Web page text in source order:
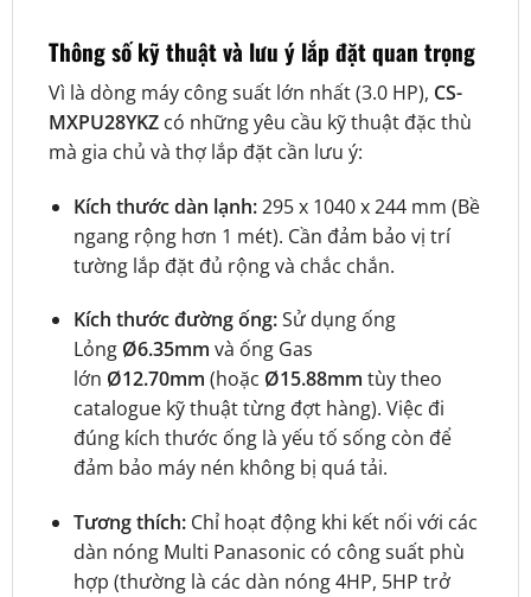
Thông số kỹ thuật và lưu ý lắp đặt quan trọng
Vì là dòng máy công suất lớn nhất (3.0 HP), CS-
MXPU28YKZcó những yêu cầu kỹ thuật đặc thù
mà gia chủ và thợ lắp đặt cần lưu ý:
Kích thước dàn lạnh:295 x 1040 x 244 mm (Bề
ngang rộng hơn 1 mét). Cần đảm bảo vị trí
tường lắp đặt đủ rộng và chắc chắn.
Kích thước đường ống:Sử dụng ống
Lỏng Ø6.35mm và ống Gas
lớn Ø12.70mm (hoặc Ø15.88mm tùy theo
catalogue kỹ thuật từng đợt hàng). Việc đi
đúng kích thước ống là yếu tố sống còn để
đảm bảo máy nén không bị quá tải.
Tương thích:Chỉ hoạt động khi kết nối với các
dàn nóng Multi Panasonic có công suất phù
hợp (thường là các dàn nóng 4HP, 5HP trở